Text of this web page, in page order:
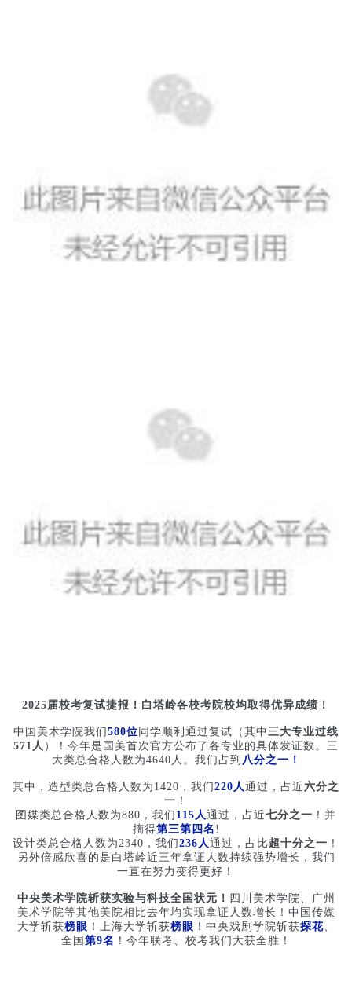
2025届校考复试捷报！白塔岭各校考院校均取得优异成绩！
中国美术学院我们580位同学顺利通过复试（其中 三大专业过线
571人 ）！今年是国美首次官方公布了各专业的具体发证数。三
大类总合格人数为4640人。我们占到 八分之一！
其中，造型类总合格人数为1420，我们220人 通过，占近六分之
一 ！
图媒类总合格人数为880，我们 115人 通过，占近七分之一 ！并
摘得第三第四名 !
设计类总合格人数为2340，我们236人 通过，占比 超十分之一 ！
另外倍感欣喜的是白塔岭近三年拿证人数持续强势增长，我们
一直在努力变得更好！
中央美术学院斩获实验与科技全国状元！ 四川美术学院、广州
美术学院等其他美院相比去年均实现拿证人数增长！中国传媒
大学斩获榜眼 ！上海大学斩获榜眼 ！中央戏剧学院斩获探花、
全国 第9名 ！今年联考、校考我们大获全胜！